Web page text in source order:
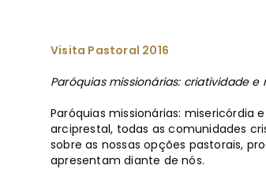
Visita Pastoral 2016
Paróquias missionárias: criatividade e
Paróquias missionárias: misericórdia
arciprestal, todas as comunidades
sobre as nossas opções pastorais,
apresentam diante de nós.